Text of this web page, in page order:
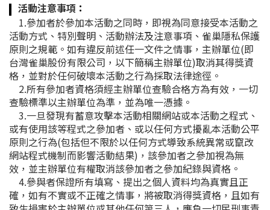
活動注意事項 ：
1.參加者於參加本活動之同時，即視為同意接受本活動之
活動方式、特別聲明、活動辦法及注意事項、雀巢隱私保護
原則之規範。如有違反前述任一文件之情事，主辦單位(即
台灣雀巢股份有限公司，以下簡稱主辦單位)取消其得獎資
格，並對於任何破壞本活動之行為採取法律途徑。
2.所有參加者資格須經主辦單位查驗合格方為有效，一切
查驗標準以主辦單位為準，並為唯一憑據。
3.一旦發現有蓄意攻擊本活動相關網站或本活動之程式、
或有使用該等程式之參加者、或以任何方式擾亂本活動公平
原則之行為(包括但不限於以任何方式導致系統異常或竄改
網站程式機制而影響活動結果)，該參加者之參加視為無
效，並主辦單位有權取消該參加者之參加紀錄與資格。
4.參與者保證所有填寫、提出之個人資料均為真實且正
確，如有不實或不正確之情事，將被取消得獎資格，且如有